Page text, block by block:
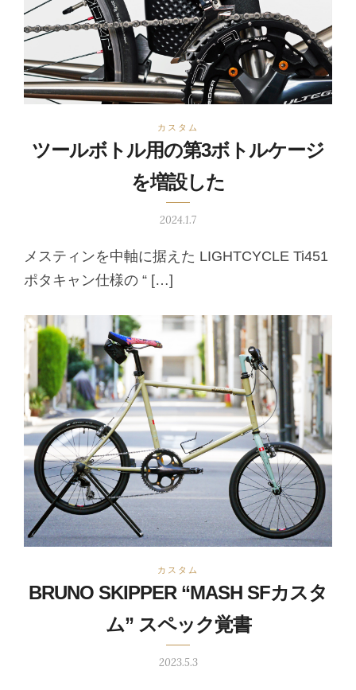
カスタム
ツールボトル用の第3ボトルケージ
を増設した
2024.1.7
メスティンを中軸に据えた LIGHTCYCLE Ti451
ポタキャン仕様の “ […]
カスタム
BRUNO SKIPPER “MASH SFカスタ
ム” スペック覚書
2023.5.3